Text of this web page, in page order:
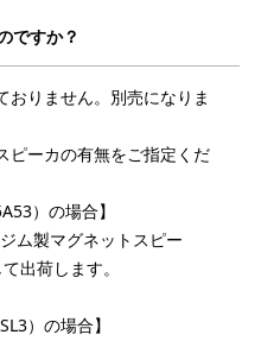
ですか？
おりません。別売になりま
ピーカの有無をご指定くだ
）の場合】
ム製マグネットスピー
出荷します。
）の場合】